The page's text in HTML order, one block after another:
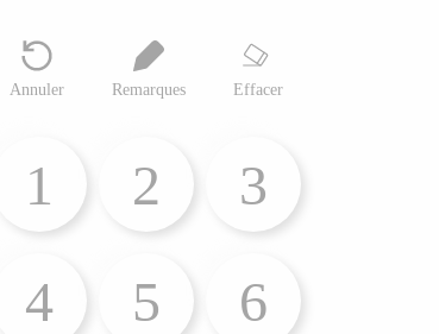
Annuler Remarques Effacer
1 2
3
4
5
6